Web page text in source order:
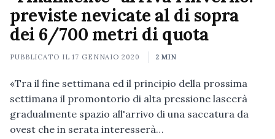
previste nevicate al di sopra
dei 6/700 metri di quota
PUBBLICATO IL17 GENNAIO 2020 2 MIN
«Tra il fine settimana ed il principio della prossima
settimana il promontorio di alta pressione lascerà
gradualmente spazio all'arrivo di una saccatura da
ovest che in serata interesserà…